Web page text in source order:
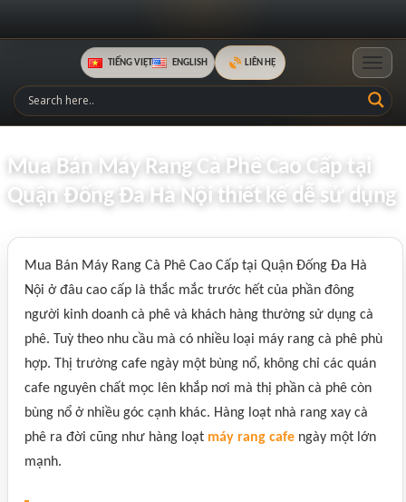
TIẾNG VIỆT ENGLISH LIÊN HỆ
Mua Bán Máy Rang Cà Phê Cao Cấp tại
Quận Đống Đa Hà Nội thiết kế dễ sử dụng
Mua Bán Máy Rang Cà Phê Cao Cấp tại Quận Đống Đa Hà
Nội ở đâu cao cấp là thắc mắc trước hết của phần đông
người kinh doanh cà phê và khách hàng thường sử dụng cà
phê. Tuỳ theo nhu cầu mà có nhiều loại máy rang cà phê phù
hợp. Thị trường cafe ngày một bùng nổ, không chỉ các quán
cafe nguyên chất mọc lên khắp nơi mà thị phần cà phê còn
bùng nổ ở nhiều góc cạnh khác. Hàng loạt nhà rang xay cà
phê ra đời cũng như hàng loạt máy rang cafe ngày một lớn
mạnh.